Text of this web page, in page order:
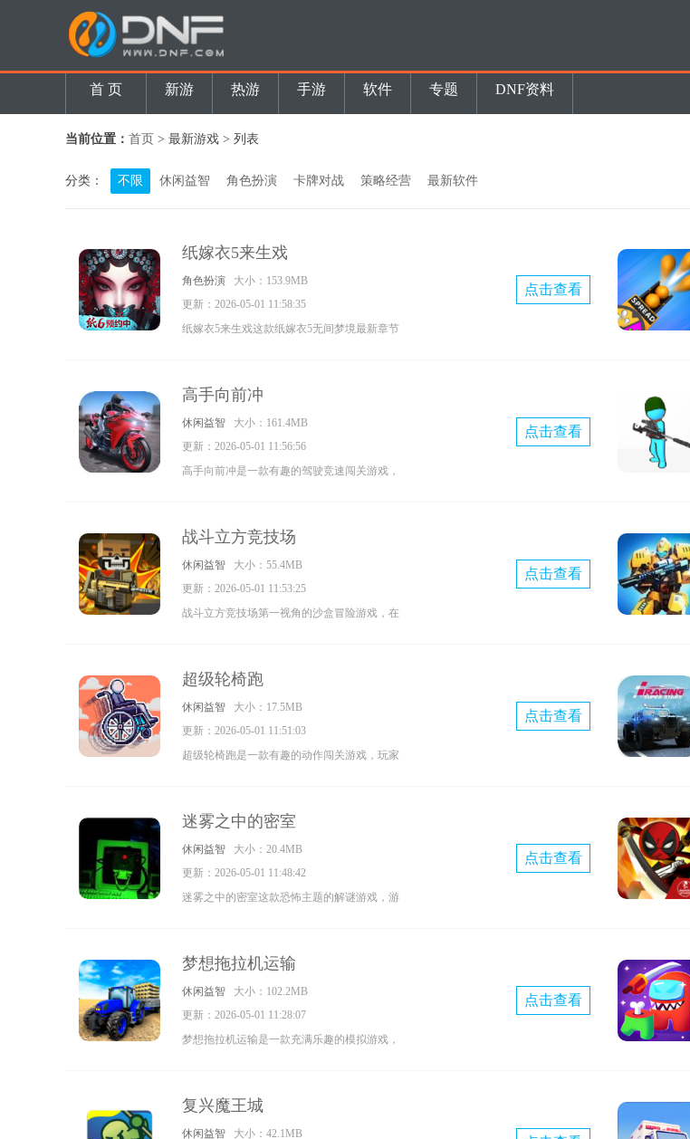
首 页 新游 热游 手游 软件 专题 DNF资料
当前位置： 首页 > 最新游戏 > 列表
分类： 不限 休闲益智 角色扮演 卡牌对战 策略经营 最新软件
纸嫁衣5来生戏
角色扮演
大小：153.9MB
更新：2026-05-01 11:58:35
纸嫁衣5来生戏这款纸嫁衣5无间梦境最新章节
俗改编的恐怖内容丰富的解谜系统和道具快来
和你的好友一起来体验吧。
点击查看
高手向前冲
休闲益智
大小：161.4MB
更新：2026-05-01 11:56:56
高手向前冲是一款有趣的驾驶竞速闯关游戏，
的性能更加强大，挑战更多的赛道记录吧，喜
欢驾驶游戏的小伙伴不要错过了哦。
点击查看
战斗立方竞技场
休闲益智
大小：55.4MB
更新：2026-05-01 11:53:25
战斗立方竞技场第一视角的沙盒冒险游戏，在
敌人，游戏武器丰富考验切实进行切换快来下
载吧。
点击查看
超级轮椅跑
休闲益智
大小：17.5MB
更新：2026-05-01 11:51:03
超级轮椅跑是一款有趣的动作闯关游戏，玩家
不同的道具也有不同的使用场景，喜欢动作闯
关游戏的玩家们快来试试吧。
点击查看
迷雾之中的密室
休闲益智
大小：20.4MB
更新：2026-05-01 11:48:42
迷雾之中的密室这款恐怖主题的解谜游戏，游
复杂的游戏体验很多不同层次的冒险快来下载
吧。
点击查看
梦想拖拉机运输
休闲益智
大小：102.2MB
更新：2026-05-01 11:28:07
梦想拖拉机运输是一款充满乐趣的模拟游戏，
的驾驶玩法，还能锻炼手眼协调能力，快来体
点击查看
复兴魔王城
休闲益智
大小：42.1MB